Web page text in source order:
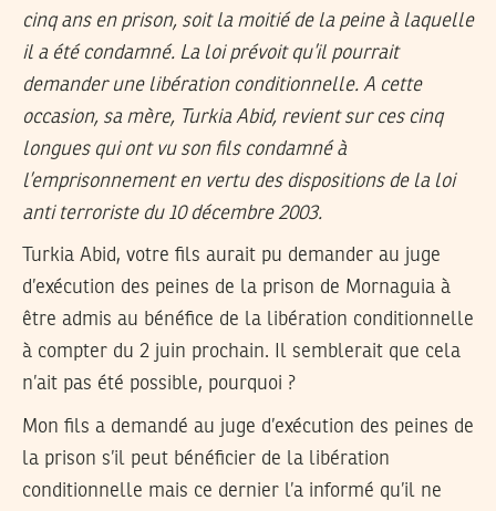
cinq ans en prison, soit la moitié de la peine à laquelle
il a été condamné. La loi prévoit qu’il pourrait
demander une libération conditionnelle. A cette
occasion, sa mère, Turkia Abid, revient sur ces cinq
longues qui ont vu son fils condamné à
l’emprisonnement en vertu des dispositions de la loi
anti terroriste du 10 décembre 2003.
Turkia Abid, votre fils aurait pu demander au juge
d’exécution des peines de la prison de Mornaguia à
être admis au bénéfice de la libération conditionnelle
à compter du 2 juin prochain. Il semblerait que cela
n’ait pas été possible, pourquoi ?
Mon fils a demandé au juge d’exécution des peines de
la prison s’il peut bénéficier de la libération
conditionnelle mais ce dernier l’a informé qu’il ne